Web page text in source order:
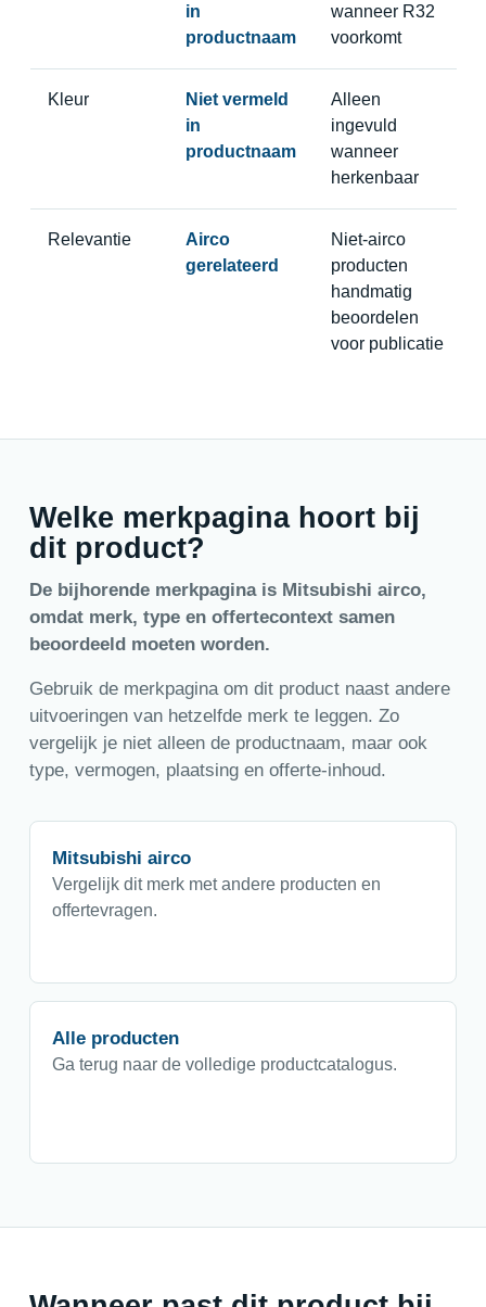
in
productnaam
wanneer R32
voorkomt
Kleur
Niet vermeld
in
productnaam
Alleen
ingevuld
wanneer
herkenbaar
Relevantie
Airco
gerelateerd
Niet-airco
producten
handmatig
beoordelen
voor publicatie
Welke merkpagina hoort bij
dit product?
De bijhorende merkpagina is Mitsubishi airco,
omdat merk, type en offertecontext samen
beoordeeld moeten worden.
Gebruik de merkpagina om dit product naast andere
uitvoeringen van hetzelfde merk te leggen. Zo
vergelijk je niet alleen de productnaam, maar ook
type, vermogen, plaatsing en offerte-inhoud.
Mitsubishi airco
Vergelijk dit merk met andere producten en
offertevragen.
Alle producten
Ga terug naar de volledige productcatalogus.